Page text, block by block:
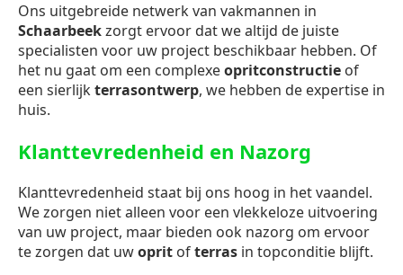
Ons uitgebreide netwerk van vakmannen in
Schaarbeekzorgt ervoor dat we altijd de juiste
specialisten voor uw project beschikbaar hebben. Of
het nu gaat om een complexeopritconstructie of
een sierlijkterrasontwerp, we hebben de expertise in
huis.
Klanttevredenheid en Nazorg
Klanttevredenheid staat bij ons hoog in het vaandel.
We zorgen niet alleen voor een vlekkeloze uitvoering
van uw project, maar bieden ook nazorg om ervoor
te zorgen dat uwoprit ofterras in topconditie blijft.